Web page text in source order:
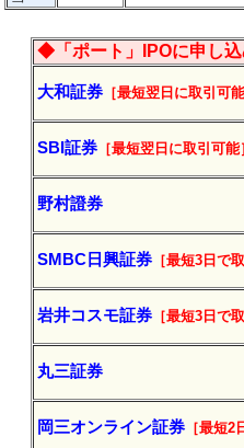
◆「ポート」IPOに申し
大和証券 ［最短翌日に取引可能
SBI証券 ［最短翌日に取引可能
野村證券
SMBC日興証券 ［最短3日で
岩井コスモ証券 ［最短3日で
丸三証券
岡三オンライン証券 ［最短2